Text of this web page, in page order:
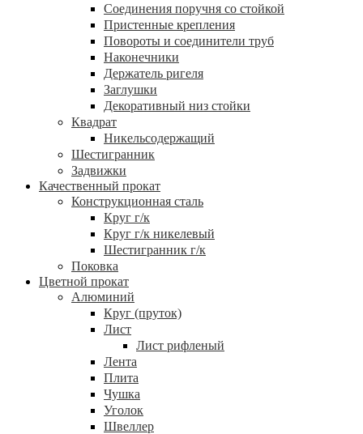
Соединения поручня со стойкой
Пристенные крепления
Повороты и соединители труб
Наконечники
Держатель ригеля
Заглушки
Декоративный низ стойки
Квадрат
Никельсодержащий
Шестигранник
Задвижки
Качественный прокат
Конструкционная сталь
Круг г/к
Круг г/к никелевый
Шестигранник г/к
Поковка
Цветной прокат
Алюминий
Круг (пруток)
Лист
Лист рифленый
Лента
Плита
Чушка
Уголок
Швеллер